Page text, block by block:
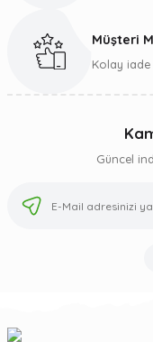
Müşteri
Kolay iade
Güncel